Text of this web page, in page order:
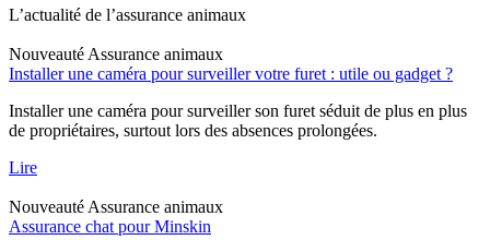
L’actualité de l’assurance animaux
Nouveauté Assurance animaux
Installer une caméra pour surveiller votre furet : utile ou gadget ?
Installer une caméra pour surveiller son furet séduit de plus en plus
de propriétaires, surtout lors des absences prolongées.
Lire
Nouveauté Assurance animaux
Assurance chat pour Minskin